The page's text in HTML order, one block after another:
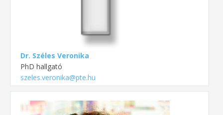
Dr. Széles Veronika
PhD hallgató
szeles.veronika@pte.hu